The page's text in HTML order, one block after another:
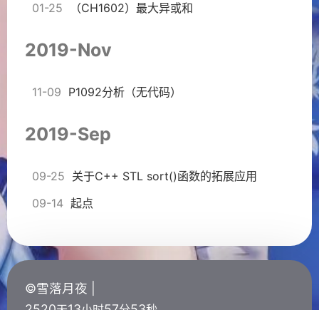
01-25 （CH1602）最大异或和
2019-Nov
11-09 P1092分析（无代码）
2019-Sep
09-25 关于C++ STL sort()函数的拓展应用
09-14 起点
©雪落月夜 |